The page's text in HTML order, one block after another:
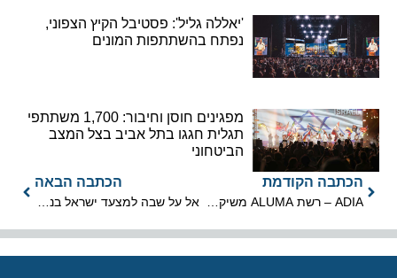
'יאללה גליל': פסטיבל הקיץ הצפוני,
נפתח בהשתתפות המונים
מפגינים חוסן וחיבור: 1,700 משתתפי
תגלית חגגו בתל אביב בצל המצב
הביטחוני
הכתבה הקודמת
ADIA – רשת ALUMA משיקה את המלון השלישי שלה באתונה
הכתבה הבאה
אל על שבה למצעד ישראל בניו יורק לאחר הפסקה ממושכת